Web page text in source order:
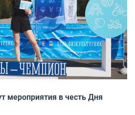
мероприятия в честь Дня